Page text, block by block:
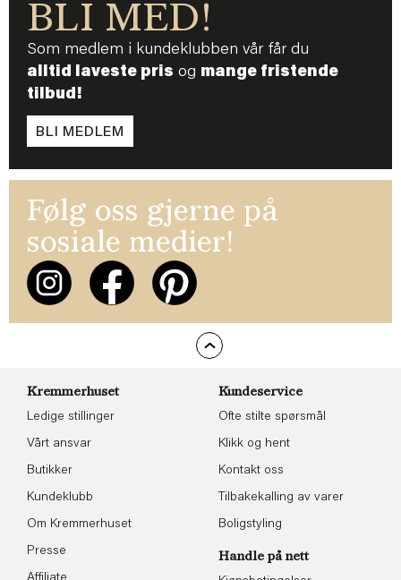
BLI MED!
Som medlem i kundeklubben vår får du
alltid laveste pris og mange fristende
tilbud!
BLI MEDLEM
Følg oss gjerne på
sosiale medier!
Kremmerhuset
Ledige stillinger
Vårt ansvar
Butikker
Kundeklubb
Om Kremmerhuset
Presse
Kundeservice
Ofte stilte spørsmål
Klikk og hent
Kontakt oss
Tilbakekalling av varer
Boligstyling
Handle på nett